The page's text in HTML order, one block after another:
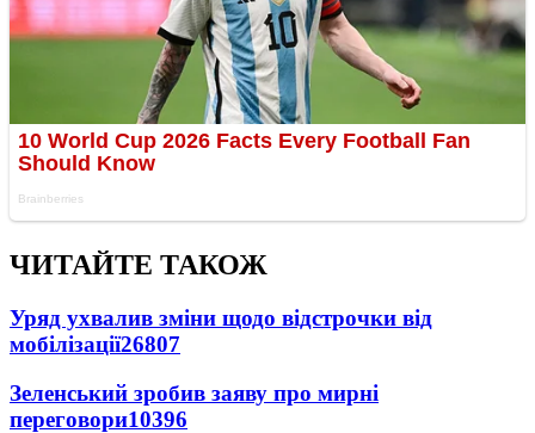
ЧИТАЙТЕ ТАКОЖ
Уряд ухвалив зміни щодо відстрочки від
мобілізації26807
Зеленський зробив заяву про мирні
переговори10396